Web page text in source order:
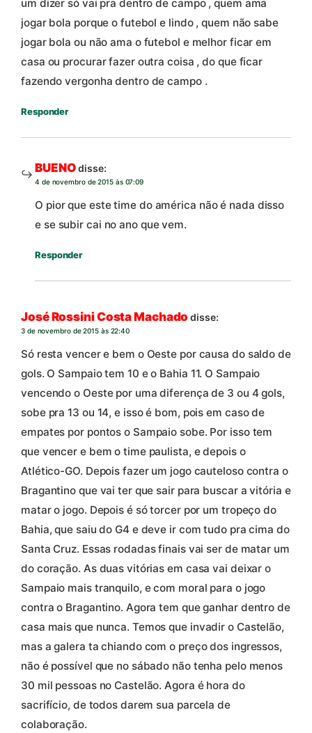
um dizer só vai pra dentro de campo , quem ama
jogar bola porque o futebol e lindo , quem não sabe
jogar bola ou não ama o futebol e melhor ficar em
casa ou procurar fazer outra coisa , do que ficar
fazendo vergonha dentro de campo .
Responder
BUENO disse:
4 de novembro de 2015 às 07:09
O pior que este time do américa não é nada disso
e se subir cai no ano que vem.
Responder
José Rossini Costa Machado disse:
3 de novembro de 2015 às 22:40
Só resta vencer e bem o Oeste por causa do saldo de
gols. O Sampaio tem 10 e o Bahia 11. O Sampaio
vencendo o Oeste por uma diferença de 3 ou 4 gols,
sobe pra 13 ou 14, e isso é bom, pois em caso de
empates por pontos o Sampaio sobe. Por isso tem
que vencer e bem o time paulista, e depois o
Atlético-GO. Depois fazer um jogo cauteloso contra o
Bragantino que vai ter que sair para buscar a vitória e
matar o jogo. Depois é só torcer por um tropeço do
Bahia, que saiu do G4 e deve ir com tudo pra cima do
Santa Cruz. Essas rodadas finais vai ser de matar um
do coração. As duas vitórias em casa vai deixar o
Sampaio mais tranquilo, e com moral para o jogo
contra o Bragantino. Agora tem que ganhar dentro de
casa mais que nunca. Temos que invadir o Castelão,
mas a galera ta chiando com o preço dos ingressos,
não é possível que no sábado não tenha pelo menos
30 mil pessoas no Castelão. Agora é hora do
sacrifício, de todos darem sua parcela de
colaboração.